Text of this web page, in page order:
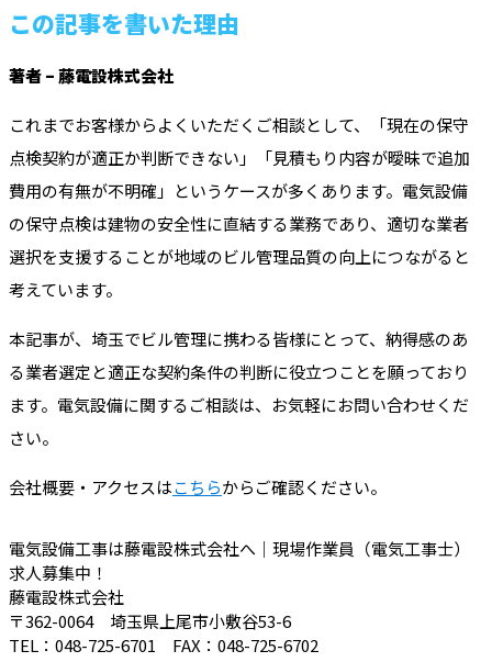
この記事を書いた理由
著者 – 藤電設株式会社
これまでお客様からよくいただくご相談として、「現在の保守
点検契約が適正か判断できない」「見積もり内容が曖昧で追加
費用の有無が不明確」というケースが多くあります。電気設備
の保守点検は建物の安全性に直結する業務であり、適切な業者
選択を支援することが地域のビル管理品質の向上につながると
考えています。
本記事が、埼玉でビル管理に携わる皆様にとって、納得感のあ
る業者選定と適正な契約条件の判断に役立つことを願っており
ます。電気設備に関するご相談は、お気軽にお問い合わせくだ
さい。
会社概要・アクセスはこちらからご確認ください。
電気設備工事は藤電設株式会社へ｜現場作業員（電気工事士）
求人募集中！
藤電設株式会社
〒362-0064 埼玉県上尾市小敷谷53-6
TEL：048-725-6701 FAX：048-725-6702